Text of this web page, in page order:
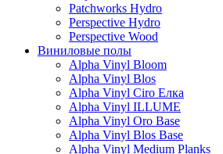
Patchworks Hydro
Perspective Hydro
Perspective Wood
Виниловые полы
Alpha Vinyl Bloom
Alpha Vinyl Blos
Alpha Vinyl Ciro Елка
Alpha Vinyl ILLUME
Alpha Vinyl Oro Base
Alpha Vinyl Blos Base
Alpha Vinyl Medium Planks